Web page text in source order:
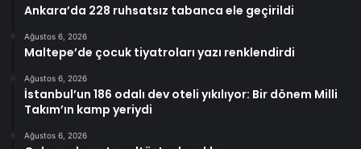
Ankara’da 228 ruhsatsız tabanca ele geçirildi
Ağustos 6, 2026
Maltepe’de çocuk tiyatroları yazı renklendirdi
Ağustos 6, 2026
İstanbul’un 186 odalı dev oteli yıkılıyor: Bir dönem Milli
Takım’ın kamp yeriydi
Ağustos 6, 2026